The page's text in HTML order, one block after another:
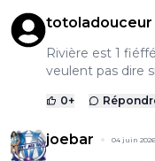
totoladouceur
Rivière est 1
veulent pas dire
0+
joebar 04 juin 2026